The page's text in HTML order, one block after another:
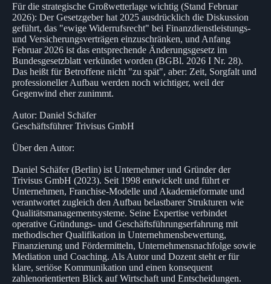
Für die strategische Großwetterlage wichtig (Stand Februar
2026): Der Gesetzgeber hat 2025 ausdrücklich die Diskussion
geführt, das "ewige Widerrufsrecht" bei Finanzdienstleistungs-
und Versicherungsverträgen einzuschränken, und Anfang
Februar 2026 ist das entsprechende Änderungsgesetz im
Bundesgesetzblatt verkündet worden (BGBl. 2026 I Nr. 28).
Das heißt für Betroffene nicht "zu spät", aber: Zeit, Sorgfalt und
professioneller Aufbau werden noch wichtiger, weil der
Gegenwind eher zunimmt.
Autor: Daniel Schäfer
Geschäftsführer Trivisus GmbH
Über den Autor:
Daniel Schäfer (Berlin) ist Unternehmer und Gründer der
Trivisus GmbH (2023). Seit 1998 entwickelt und führt er
Unternehmen, Franchise-Modelle und Akademieformate und
verantwortet zugleich den Aufbau belastbarer Strukturen wie
Qualitätsmanagementsysteme. Seine Expertise verbindet
operative Gründungs- und Geschäftsführungserfahrung mit
methodischer Qualifikation in Unternehmensbewertung,
Finanzierung und Fördermitteln, Unternehmensnachfolge sowie
Mediation und Coaching. Als Autor und Dozent steht er für
klare, seriöse Kommunikation und einen konsequent
zahlenorientierten Blick auf Wirtschaft und Entscheidungen.